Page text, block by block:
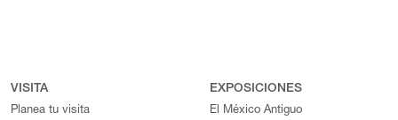
VISITA
Planea tu visita
EXPOSICIONES
El México Antiguo